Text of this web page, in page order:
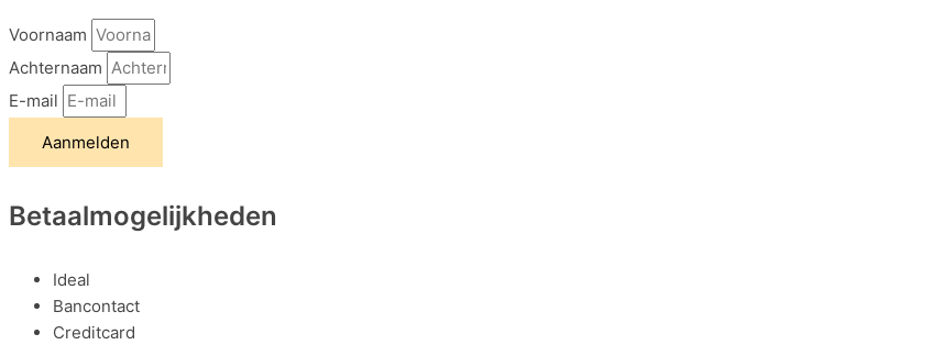
Voornaam
Achternaam
E-mail
Aanmelden
Betaalmogelijkheden
Ideal
Bancontact
Creditcard